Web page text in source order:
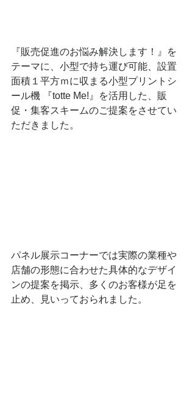
『販売促進のお悩み解決します！』を
テーマに、小型で持ち運び可能、設置
面積１平方ｍに収まる小型プリントシ
ール機 『totte Me!』を活用した、販
促・集客スキームのご提案をさせてい
ただきました。
パネル展示コーナーでは実際の業種や
店舗の形態に合わせた具体的なデザイ
ンの提案を掲示、多くのお客様が足を
止め、見いっておられました。